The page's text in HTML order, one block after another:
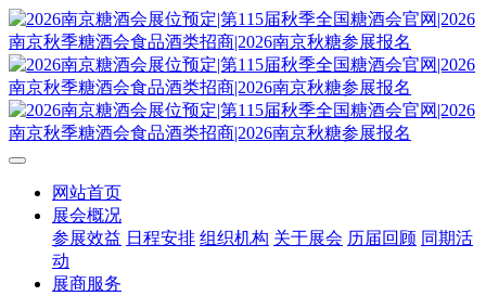
网站首页
展会概况
参展效益 日程安排 组织机构 关于展会 历届回顾 同期活
动
展商服务